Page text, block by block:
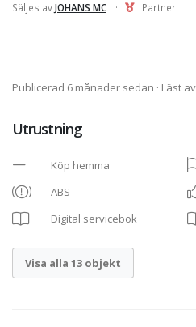
Säljes avJOHANS MC · Partner
Publicerad 6 månader sedan · Läst
Utrustning
Köp hemma
ABS
Digital servicebok
Visa alla 13 objekt